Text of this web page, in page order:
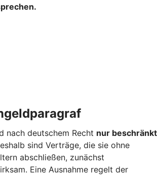
nach deutschem Recht nur beschränkt
sind Verträge, die sie ohne
abschließen, zunächst
Eine Ausnahme regelt der